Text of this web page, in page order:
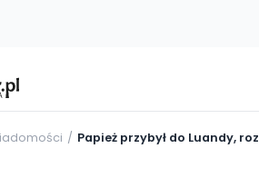
Papież przybył do Luandy,